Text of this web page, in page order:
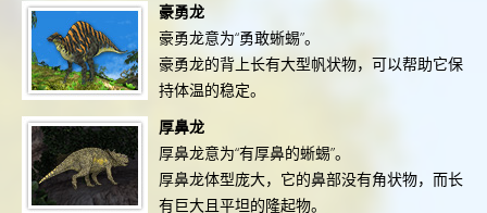
豪勇龙
豪勇龙意为“勇敢蜥蜴”。
豪勇龙的背上长有大型帆状物，可以帮助它保
持体温的稳定。
厚鼻龙
厚鼻龙意为“有厚鼻的蜥蜴”。
厚鼻龙体型庞大，它的鼻部没有角状物，而长
有巨大且平坦的隆起物。